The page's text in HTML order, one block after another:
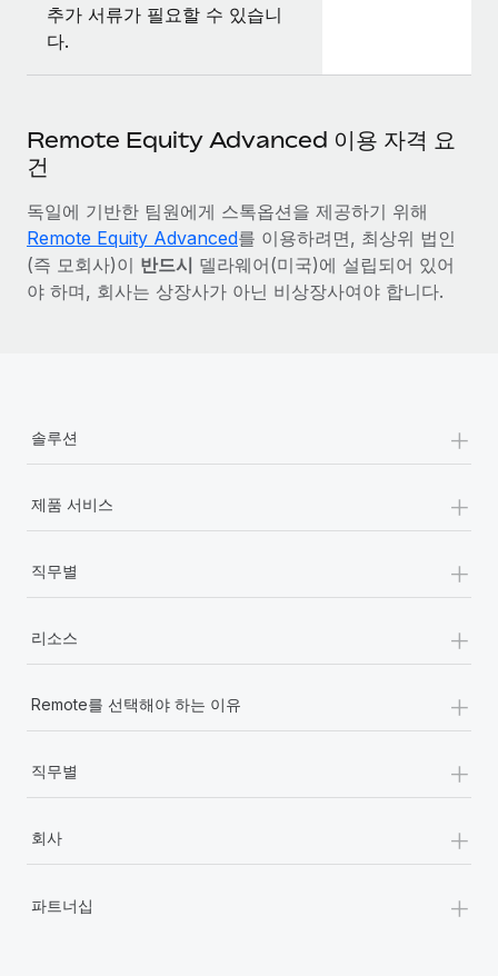
추가 서류가 필요할 수 있습니
다.
Remote Equity Advanced 이용 자격 요
건
독일에 기반한 팀원에게 스톡옵션을 제공하기 위해
Remote Equity Advanced를 이용하려면, 최상위 법인
(즉 모회사)이 반드시 델라웨어(미국)에 설립되어 있어
야 하며, 회사는 상장사가 아닌 비상장사여야 합니다.
솔루션 +
제품 서비스 +
직무별 +
리소스 +
Remote를 선택해야 하는 이유 +
직무별 +
회사 +
파트너십 +